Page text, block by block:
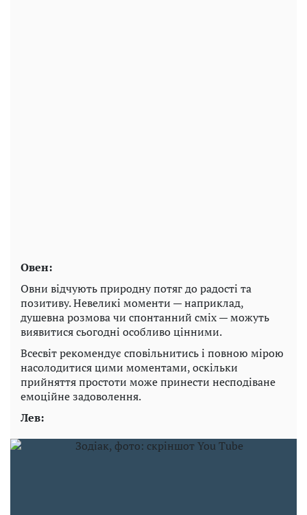
Овен:
Овни відчують природну потяг до радості та
позитиву. Невеликі моменти — наприклад,
душевна розмова чи спонтанний сміх — можуть
виявитися сьогодні особливо цінними.
Всесвіт рекомендує сповільнитись і повною мірою
насолодитися цими моментами, оскільки
прийняття простоти може принести несподіване
емоційне задоволення.
Лев: